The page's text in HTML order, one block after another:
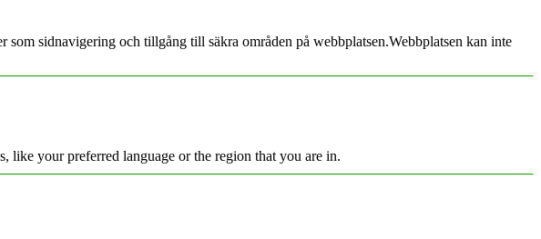
sidnavigering och tillgång till säkra områden på webbplatsen.Webbplatsen kan inte
like your preferred language or the region that you are in.